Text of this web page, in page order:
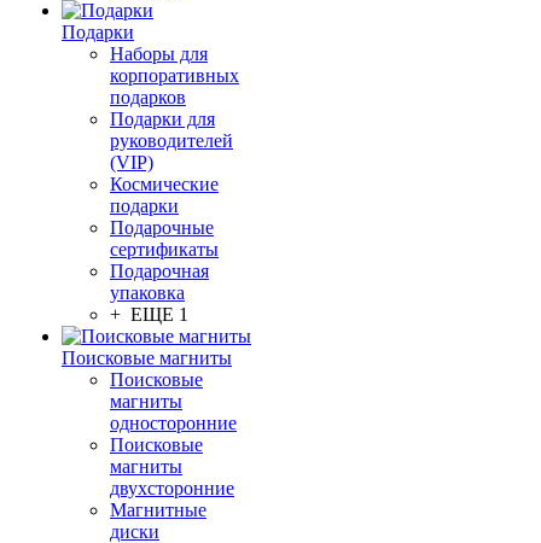
Подарки
Наборы для
корпоративных
подарков
Подарки для
руководителей
(VIP)
Космические
подарки
Подарочные
сертификаты
Подарочная
упаковка
+ ЕЩЕ 1
Поисковые магниты
Поисковые
магниты
односторонние
Поисковые
магниты
двухсторонние
Магнитные
диски